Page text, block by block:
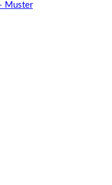
Muster